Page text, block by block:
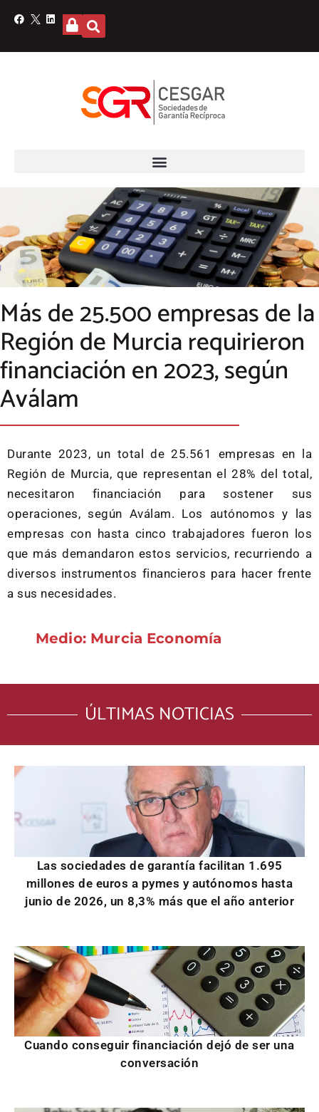
Más de 25.500 empresas de la
Región de Murcia requirieron
financiación en 2023, según
Aválam
Durante 2023, un total de 25.561 empresas en la
Región de Murcia, que representan el 28% del total,
necesitaron financiación para sostener sus
operaciones, según Aválam. Los autónomos y las
empresas con hasta cinco trabajadores fueron los
que más demandaron estos servicios, recurriendo a
diversos instrumentos financieros para hacer frente
a sus necesidades.
Medio: Murcia Economía
ÚLTIMAS NOTICIAS
Las sociedades de garantía facilitan 1.695
millones de euros a pymes y autónomos hasta
junio de 2026, un 8,3% más que el año anterior
Cuando conseguir financiación dejó de ser una
conversación